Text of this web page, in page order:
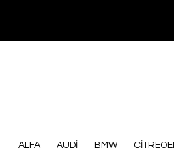
ALFA AUDİ BMW